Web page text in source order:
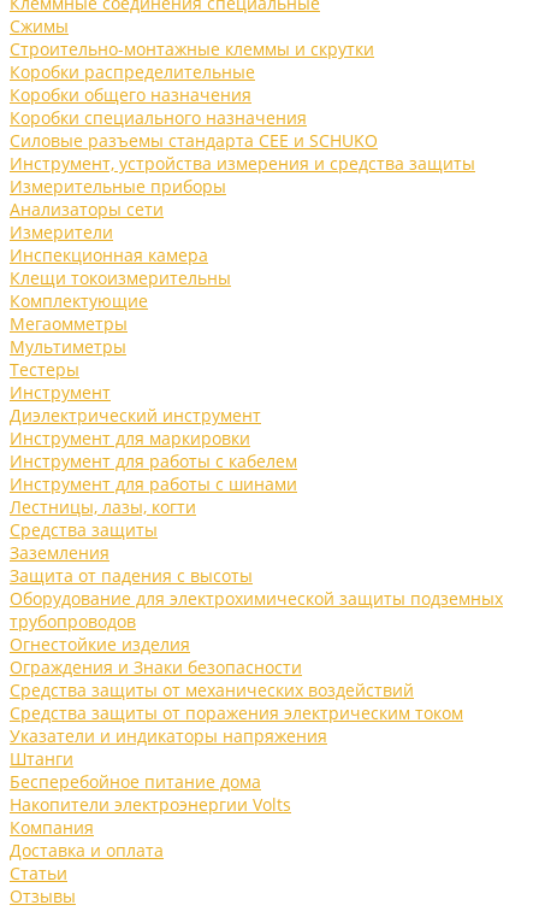
Сжимы
Строительно-монтажные клеммы и скрутки
Коробки распределительные
Коробки общего назначения
Коробки специального назначения
Силовые разъемы стандарта CEE и SCHUKO
Инструмент, устройства измерения и средства защиты
Измерительные приборы
Анализаторы сети
Измерители
Инспекционная камера
Клещи токоизмерительны
Комплектующие
Мегаомметры
Мультиметры
Тестеры
Инструмент
Диэлектрический инструмент
Инструмент для маркировки
Инструмент для работы с кабелем
Инструмент для работы с шинами
Лестницы, лазы, когти
Средства защиты
Заземления
Защита от падения с высоты
Оборудование для электрохимической защиты подземных
трубопроводов
Огнестойкие изделия
Ограждения и Знаки безопасности
Средства защиты от механических воздействий
Средства защиты от поражения электрическим током
Указатели и индикаторы напряжения
Штанги
Бесперебойное питание дома
Накопители электроэнергии Volts
Компания
Доставка и оплата
Статьи
Отзывы